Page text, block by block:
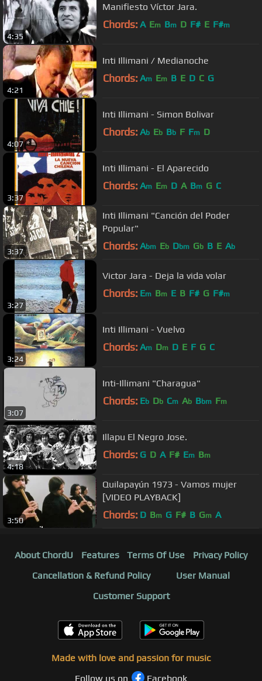
4:35
Manifiesto Víctor Jara.
Chords: A Em Bm D F# E F#m
4:21
Inti Illimani / Medianoche
Chords: Am Em B E D C G
4:07
Inti Illimani - Simon Bolivar
Chords: Ab Eb Bb F Fm D
3:37
Inti Illimani - El Aparecido
Chords: Am Em D A Bm G C
3:37
Inti Illimani "Canción del Poder
Popular"
Chords: Abm Eb Dbm Gb B E Ab
3:27
Victor Jara - Deja la vida volar
Chords: Em Bm E B F# G F#m
3:24
Inti Illimani - Vuelvo
Chords: Am Dm D E F G C
3:07
Inti-Illimani "Charagua"
Chords: Eb Db Cm Ab Bbm Fm
4:18
Illapu El Negro Jose.
Chords: G D A F# Em Bm
3:50
Quilapayún 1973 - Vamos mujer
[VIDEO PLAYBACK]
Chords: D Bm G F# B Gm A
About ChordU Features Terms Of Use
Privacy Policy
Cancellation & Refund Policy
User Manual
Customer Support
Made with love and passion for music
Follow us on
Facebook